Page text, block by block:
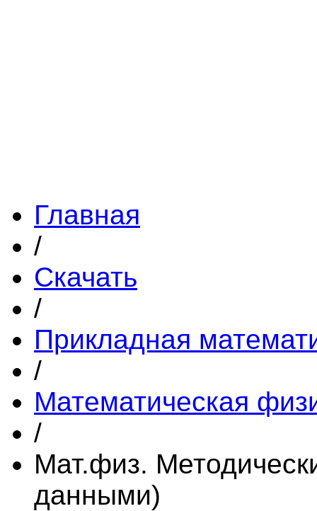
Главная
/
Скачать
/
Прикладная
/
Математическая
/
Мат.физ.
данными)